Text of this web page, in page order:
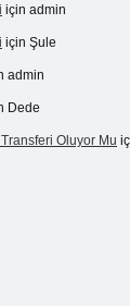
için admin
için Şule
admin
Dede
Oluyor Mu